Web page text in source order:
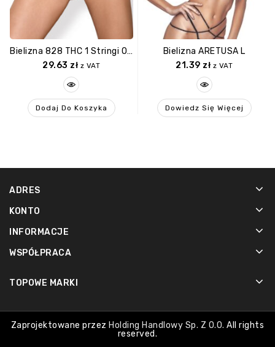
Bielizna 828 THC 1 Stringi Otwarte S/M
29.63 zł z VAT
Dodaj Do Koszyka
Bielizna ARETUSA L
21.39 zł z VAT
Dowiedz Się Więcej
ADRES
KONTO
INFORMACJE
WSPÓŁPRACA
TOPOWE MARKI
Zaprojektowane przez Holding Handlowy Sp. Z O.o.All rights
reserved.